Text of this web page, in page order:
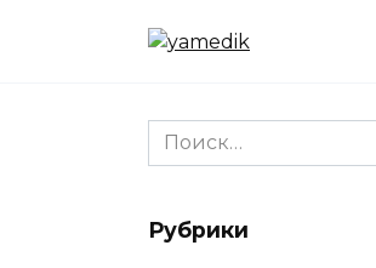
Search
for:
Рубрики